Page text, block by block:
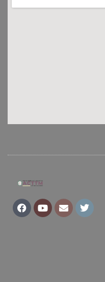
Facebook
YoutubeEnvelope